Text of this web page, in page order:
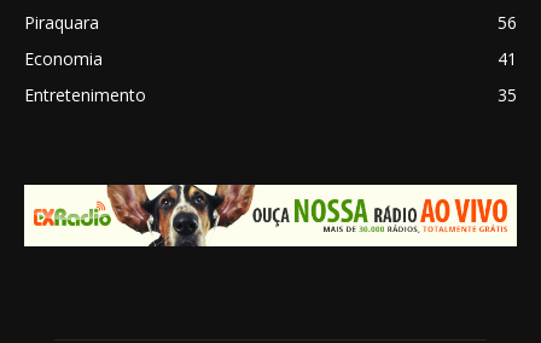
Piraquara
56
Economia
41
Entretenimento
35